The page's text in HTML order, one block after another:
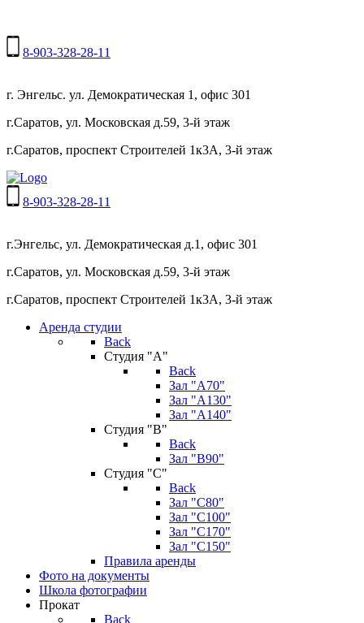
8-903-328-28-11
г. Энгельс. ул. Демократическая 1, офис 301
г.Саратов, ул. Московская д.59, 3-й этаж
г.Саратов, проспект Строителей 1к3А, 3-й этаж
8-903-328-28-11
г.Энгельс, ул. Демократическая д.1, офис 301
г.Саратов, ул. Московская д.59, 3-й этаж
г.Саратов, проспект Строителей 1к3А, 3-й этаж
Аренда студии
Back
Студия "А"
Back
Зал "А70"
Зал "А130"
Зал "A140"
Студия "В"
Back
Зал "В90"
Студия "С"
Back
Зал "С80"
Зал "С100"
Зал "С170"
Зал "С150"
Правила аренды
Фото на документы
Школа фотографии
Прокат
Back